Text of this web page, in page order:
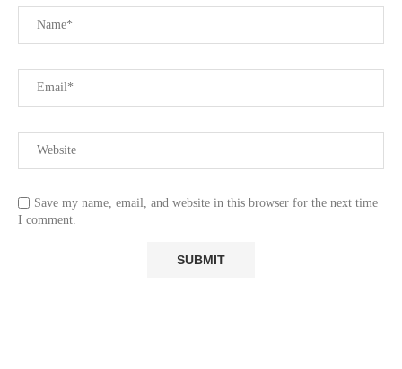
Save my name, email, and website in this browser for the next time
I comment.